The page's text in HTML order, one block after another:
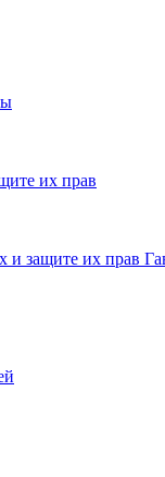
их прав
и защите их прав